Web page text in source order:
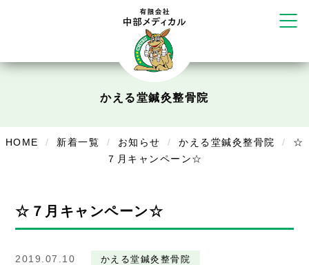
Cure
美容
かえる堂鍼灸整骨院
HOME 新着一覧 お知らせ かえる堂鍼灸整骨院
☆
７月キャンペーン☆
☆７月キャンペーン☆
2019.07.10 かえる堂鍼灸整骨院